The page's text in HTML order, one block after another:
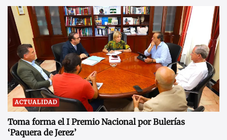
ACTUALIDAD
Toma forma el I Premio Nacional por Bulerías
‘Paquera de Jerez’